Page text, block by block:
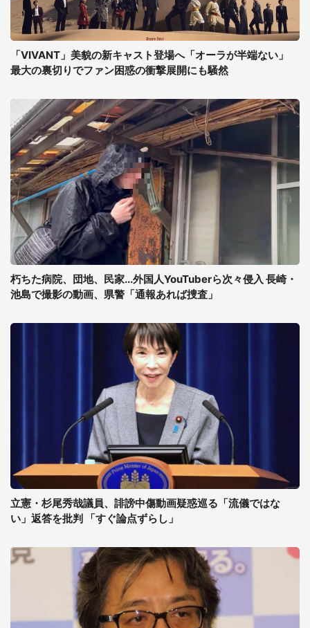
「VIVANT」美貌の新キャスト登場へ「オーラが半端ない」
最大の裏切りでファン困惑の衝撃展開にも騒然
朽ちた病院、団地、民家...外国人YouTuberら次々侵入 長崎・
池島で撮影の動画、県警「通報あれば捜査」
立憲・杉尾秀哉議員、誹謗中傷動画疑惑巡る「流儀ではな
い」返答を批判 「すぐ論点ずらし」